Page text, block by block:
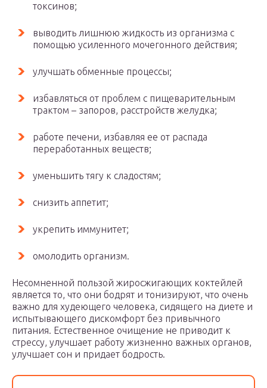
токсинов;
выводить лишнюю жидкость из организма с
помощью усиленного мочегонного действия;
улучшать обменные процессы;
избавляться от проблем с пищеварительным
трактом – запоров, расстройств желудка;
работе печени, избавляя ее от распада
переработанных веществ;
уменьшить тягу к сладостям;
снизить аппетит;
укрепить иммунитет;
омолодить организм.
Несомненной пользой жиросжигающих коктейлей
является то, что они бодрят и тонизируют, что очень
важно для худеющего человека, сидящего на диете и
испытывающего дискомфорт без привычного
питания. Естественное очищение не приводит к
стрессу, улучшает работу жизненно важных органов,
улучшает сон и придает бодрость.